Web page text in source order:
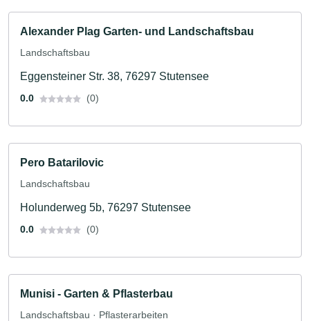
Alexander Plag Garten- und Landschaftsbau
Landschaftsbau
Eggensteiner Str. 38, 76297 Stutensee
0.0 (0)
Pero Batarilovic
Landschaftsbau
Holunderweg 5b, 76297 Stutensee
0.0 (0)
Munisi - Garten & Pflasterbau
Landschaftsbau · Pflasterarbeiten